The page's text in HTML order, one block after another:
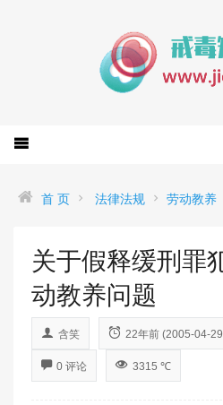
首 页 法律法规 劳动教养
关于假释缓刑罪
动教养问题
含笑 22年前 (2005-04-
0 评论 3315 ℃